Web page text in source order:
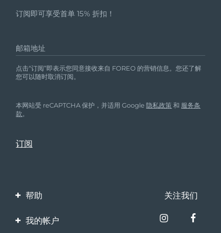
订阅即可享受首单 15% 折扣！
邮箱地址
点击“订阅”即表示您同意接收来自 FOREO 的营销信息。您还了解
您可以随时取消订阅。
本网站受 reCAPTCHA 保护，并适用 Google隐私政策 和 服务条
款。
帮助
联系我们
关注我们
我的帐户